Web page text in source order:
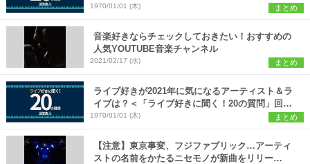
第四回＞
1970/01/01 (木) まとめ
音楽好きならチェックしておきたい！おすすめの
人気YOUTUBE音楽チャンネル
2021/02/17 (水) まとめ
ライブ好きが2021年に気になるアーティスト＆ラ
イブは？＜「ライブ好きに聞く！20の質問」回答
集 第三回＞
1970/01/01 (木) まとめ
【注意】東京事変、フジファブリック…アーティ
ストの名前をかたるニセモノが新曲をリリー